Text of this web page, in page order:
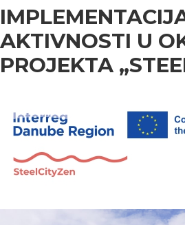
AKTIVNOSTI U
PROJEKTA